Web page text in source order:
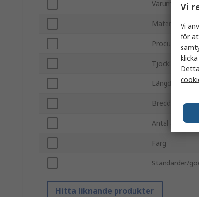
Varumärke
Material
Produkttyp
Tjocklek
Längd
Bredd
Antal ark
Färg
Standarder/
Hitta liknande produkter
Vi
Vi
för